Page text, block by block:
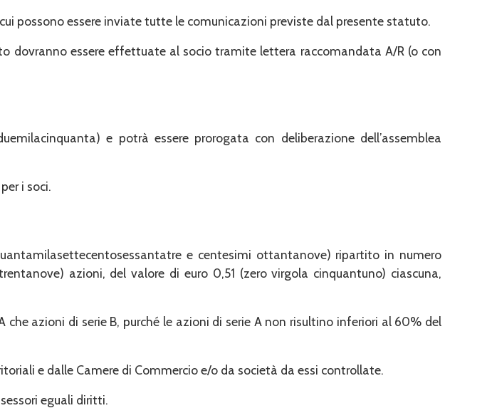
possono essere inviate tutte le comunicazioni previste dal presente statuto.
do­vranno essere effettuate al socio tramite lettera raccomandata A/R (o con
e potrà essere prorogata con deliberazione dell’assemblea
i soci.
e centesimi ottantanove) ripartito in numero
azioni, del valore di euro 0,51 (zero virgola cinquantuno) ciascuna,
azioni di serie B, purché le azioni di serie A non risultino inferiori al 60% del
e dalle Camere di Commercio e/o da società da essi controllate.
eguali diritti.